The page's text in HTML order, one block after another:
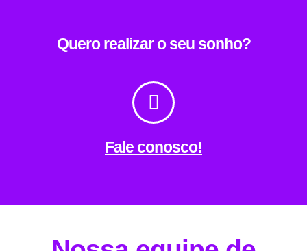
Quero realizar o seu sonho?
Fale conosco!